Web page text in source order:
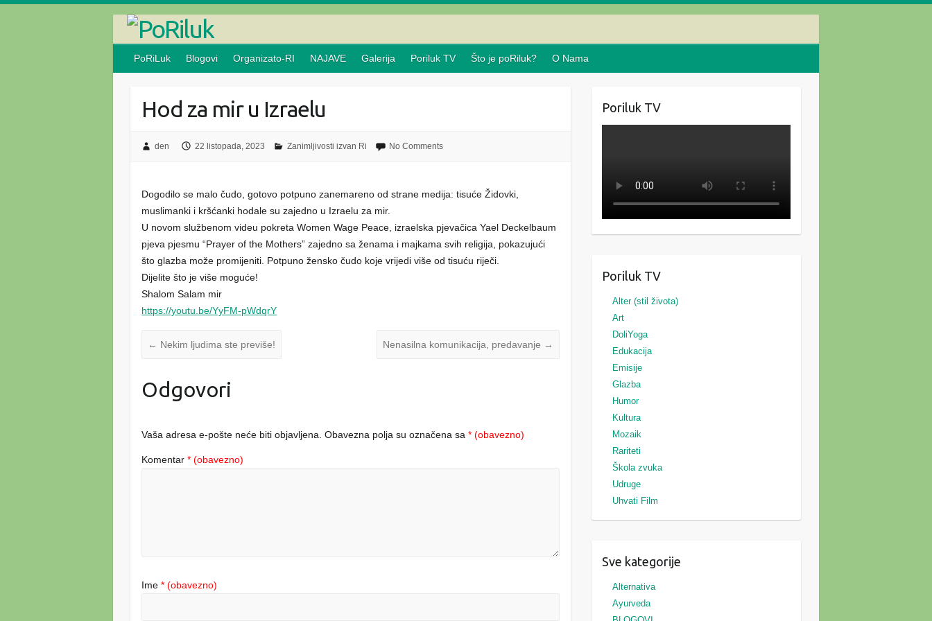
PoRiLuk
Blogovi Organizato-RI NAJAVE Galerija Poriluk TV Što je poRiluk? O Nama
Hod za mir u Izraelu
den 22 listopada, 2023 Zanimljivosti izvan Ri No Comments
Dogodilo se malo čudo, gotovo potpuno zanemareno od strane medija: tisuće Židovki,
muslimanki i kršćanki hodale su zajedno u Izraelu za mir.
U novom službenom videu pokreta Women Wage Peace, izraelska pjevačica Yael Deckelbaum
pjeva pjesmu “Prayer of the Mothers” zajedno sa ženama i majkama svih religija, pokazujući
što glazba može promijeniti. Potpuno žensko čudo koje vrijedi više od tisuću riječi.
Dijelite što je više moguće!
Shalom Salam mir
https://youtu.be/YyFM-pWdqrY
← Nekim ljudima ste previše! Nenasilna komunikacija, predavanje →
Odgovori
Vaša adresa e-pošte neće biti objavljena. Obavezna polja su označena sa* (obavezno)
Komentar* (obavezno)
Ime* (obavezno)
Poriluk TV
Poriluk TV
Alter (stil života)
Art
DoliYoga
Edukacija
Emisije
Glazba
Humor
Kultura
Mozaik
Rariteti
Škola zvuka
Udruge
Uhvati Film
Sve kategorije
Alternativa
Ayurveda